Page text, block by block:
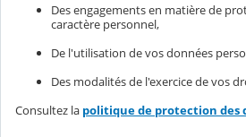
Des engagements en matière de
caractère personnel,
De l'utilisation de vos données
Des modalités de l'exercice de vos
Consultez la politique de protection des